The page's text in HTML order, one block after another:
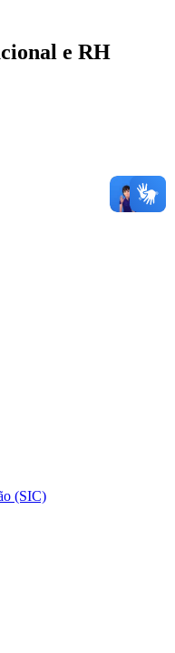
e RH
(SIC)